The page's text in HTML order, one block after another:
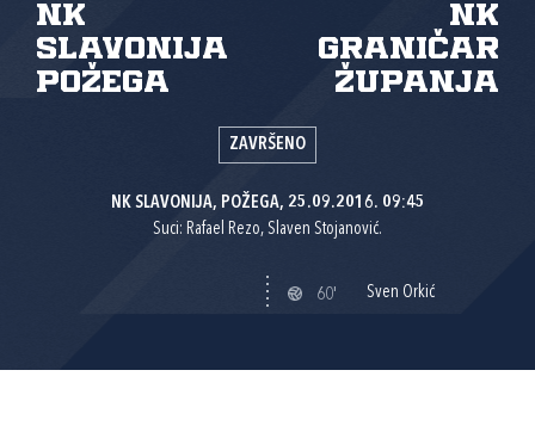
NK
Slavonija
Požega
NK
Graničar
Županja
ZAVRŠENO
NK SLAVONIJA, POŽEGA, 25.09.2016. 09:45
Suci: Rafael Rezo, Slaven Stojanović.
60' Sven Orkić